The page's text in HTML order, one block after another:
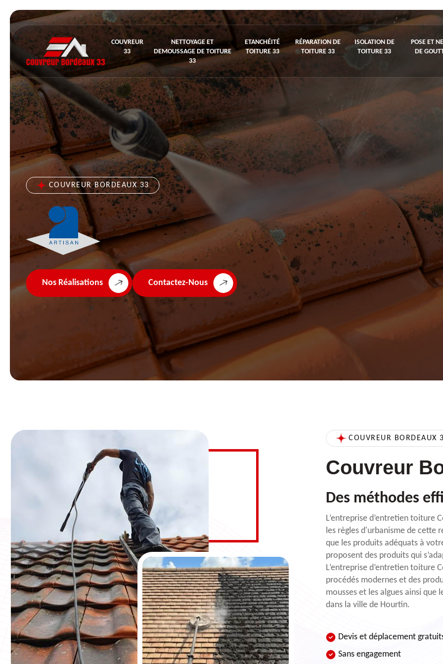
COUVREUR
33
NETTOYAGE ET
DEMOUSSAGE DE TOITURE
33
ETANCHÉITÉ
TOITURE 33
RÉPARATION DE
TOITURE 33
ISOLATION DE
TOITURE 33
POSE ET
DE
COUVREUR BORDEAUX 33
Nos Réalisations Contactez-Nous
COUVREUR BORDEAUX
Couvreur
Des méthodes
L’entreprise d’entretien toiture
les règles d'urbanisme de cette
que les produits adéquats à
proposent des produits qui
L’entreprise d’entretien toiture
procédés modernes et des
mousses et les algues ainsi
dans la ville de Hourtin.
Devis et déplacement
Sans engagement